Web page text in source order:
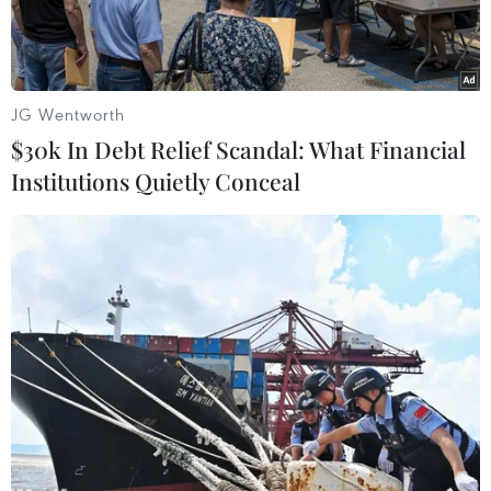
dụng.
Đà Nẵng kết hợp dữ liệu tiêm chủng vào mã QR khai báo y tế
kiểm soát người dân tại các điểm đến đông người. (Ảnh minh
họa: Trần Lê Lâm/TTXVN)
Ngày 27/9, Sở Thông tin và Truyền thông thành
JG Wentworth
$30k In Debt Relief Scandal: What Financial
Institutions Quietly Conceal